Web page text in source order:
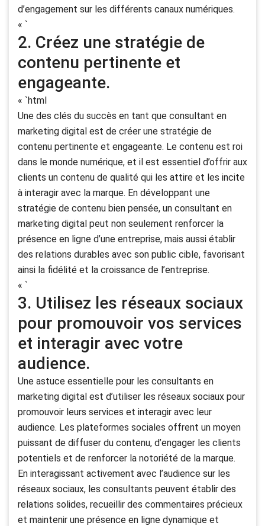
d’engagement sur les différents canaux numériques.
« `
2. Créez une stratégie de
contenu pertinente et
engageante.
« `html
Une des clés du succès en tant que consultant en
marketing digital est de créer une stratégie de
contenu pertinente et engageante. Le contenu est roi
dans le monde numérique, et il est essentiel d’offrir aux
clients un contenu de qualité qui les attire et les incite
à interagir avec la marque. En développant une
stratégie de contenu bien pensée, un consultant en
marketing digital peut non seulement renforcer la
présence en ligne d’une entreprise, mais aussi établir
des relations durables avec son public cible, favorisant
ainsi la fidélité et la croissance de l’entreprise.
« `
3. Utilisez les réseaux sociaux
pour promouvoir vos services
et interagir avec votre
audience.
Une astuce essentielle pour les consultants en
marketing digital est d’utiliser les réseaux sociaux pour
promouvoir leurs services et interagir avec leur
audience. Les plateformes sociales offrent un moyen
puissant de diffuser du contenu, d’engager les clients
potentiels et de renforcer la notoriété de la marque.
En interagissant activement avec l’audience sur les
réseaux sociaux, les consultants peuvent établir des
relations solides, recueillir des commentaires précieux
et maintenir une présence en ligne dynamique et